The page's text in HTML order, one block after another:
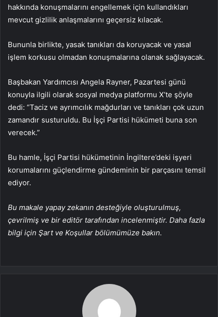
hakkında konuşmalarını engellemek için kullandıkları
mevcut gizlilik anlaşmalarını geçersiz kılacak.
Bununla birlikte, yasak tanıkları da koruyacak ve yasal
işlem korkusu olmadan konuşmalarına olanak sağlayacak.
Başbakan Yardımcısı Angela Rayner, Pazartesi günü
konuyla ilgili olarak sosyal medya platformu X’te şöyle
dedi: “Taciz ve ayrımcılık mağdurları ve tanıkları çok uzun
zamandır susturuldu. Bu İşçi Partisi hükümeti buna son
verecek.”
Bu hamle, İşçi Partisi hükümetinin İngiltere’deki işyeri
korumalarını güçlendirme gündeminin bir parçasını temsil
ediyor.
Bu makale yapay zekanın desteğiyle oluşturulmuş,
çevrilmiş ve bir editör tarafından incelenmiştir. Daha fazla
bilgi için Şart ve Koşullar bölümümüze bakın.